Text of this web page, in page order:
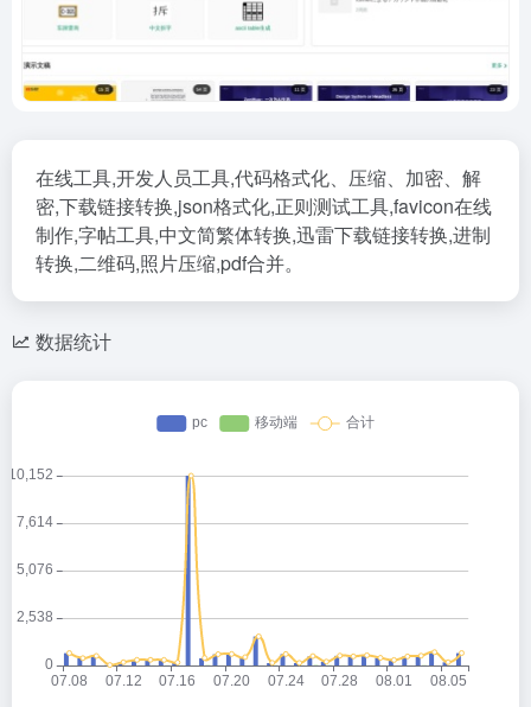
在线工具,开发人员工具,代码格式化、压缩、加密、解
密,下载链接转换,json格式化,正则测试工具,favicon在线
制作,字帖工具,中文简繁体转换,迅雷下载链接转换,进制
转换,二维码,照片压缩,pdf合并。
数据统计